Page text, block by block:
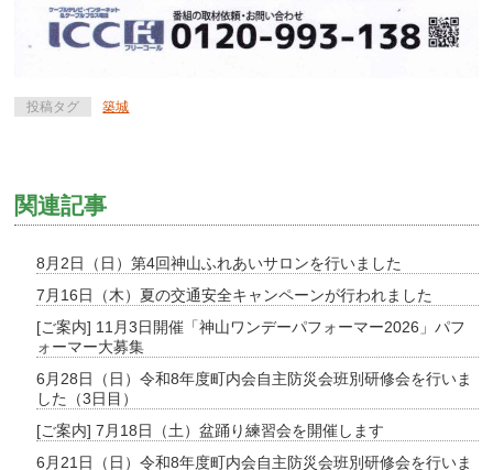
投稿タグ 築城
関連記事
8月2日（日）第4回神山ふれあいサロンを行いました
7月16日（木）夏の交通安全キャンペーンが行われました
[ご案内] 11月3日開催「神山ワンデーパフォーマー2026」パフ
ォーマー大募集
6月28日（日）令和8年度町内会自主防災会班別研修会を行いま
した（3日目）
[ご案内] 7月18日（土）盆踊り練習会を開催します
6月21日（日）令和8年度町内会自主防災会班別研修会を行いま